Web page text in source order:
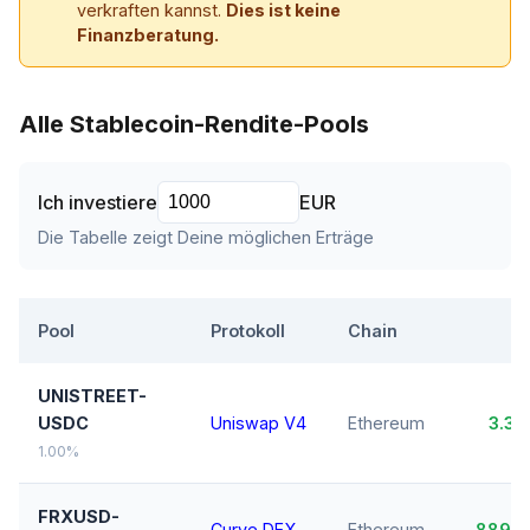
verkraften kannst. Dies ist keine
Finanzberatung.
Alle Stablecoin-Rendite-Pools
Ich investiere EUR
Die Tabelle zeigt Deine möglichen Erträge
Pool Protokoll Chain
UNISTREET-
USDC
1.00%
Uniswap V4 Ethereum
FRXUSD-